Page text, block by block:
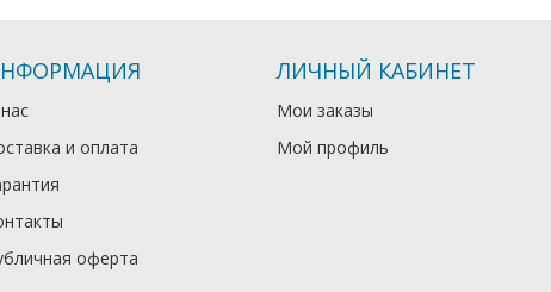
и оплата
оферта
ЛИЧНЫЙ КАБИНЕТ
Мои заказы
Мой профиль